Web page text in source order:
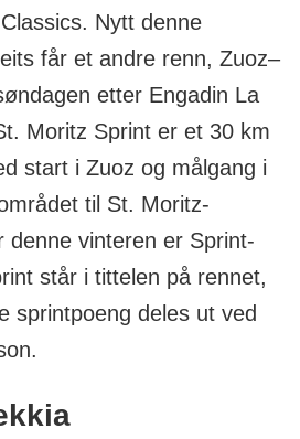
Nytt denne
får et andre renn, Zuoz–
etter Engadin La
Moritz Sprint er et 30 km
start i Zuoz og målgang i
til St. Moritz-
denne vinteren er Sprint-
står i tittelen på rennet,
sprintpoeng deles ut ved